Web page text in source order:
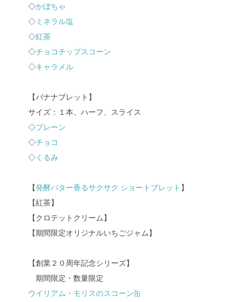
◇かぼちゃ
◇ミネラル塩
◇紅茶
◇チョコチップスコーン
◇キャラメル
【バナナブレット】
サイズ：１本、ハーフ、スライス
◇プレーン
◇チョコ
◇くるみ
【発酵バター香るサクサク ショートブレット 】
【紅茶】
【クロテットクリーム】
【期間限定オリジナルいちごジャム】
【創業２０周年記念シリーズ】
期間限定・数量限定
ウイリアム・モリスのスコーン缶